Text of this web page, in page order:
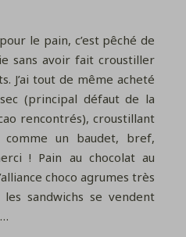
le pain, c’est pêché de
sans avoir fait croustiller
J’ai tout de même acheté
(principal défaut de la
rencontrés), croustillant
un baudet, bref,
! Pain au chocolat au
choco agrumes très
sandwichs se vendent